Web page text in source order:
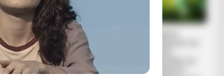
Άρθρο-κόλαφος
των New York
Times για τις
υποκλοπές στην
Ελλάδα – “Η...
“γκεμπελικό”